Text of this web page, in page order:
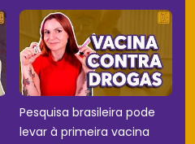
Pesquisa brasileira pode
levar à primeira vacina